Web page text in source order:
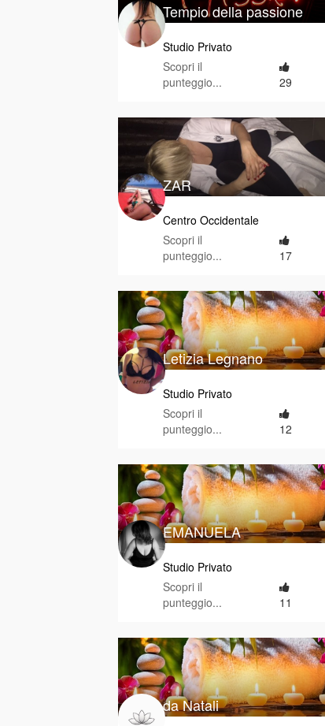
Tempio della passione
Studio Privato
Scopri il
punteggio...
29
ZAR
Centro Occidentale
Scopri il
punteggio...
17
Letizia Legnano
Studio Privato
Scopri il
punteggio...
12
EMANUELA
Studio Privato
Scopri il
punteggio...
11
da Natali